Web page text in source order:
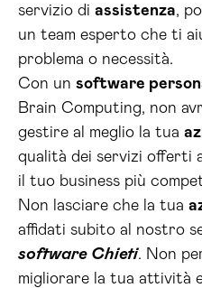
servizio di assistenza,
un team esperto che ti
problema o necessità.
Con un software
Brain Computing, non
gestire al meglio la tua
qualità dei servizi offerti
il tuo business più
Non lasciare che la tua
affidati subito al nostro
software Chieti. Non
migliorare la tua attività